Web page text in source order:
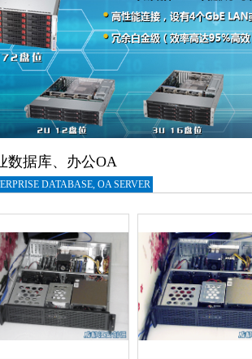
数据库、办公OA
DATABASE, OA SERVER